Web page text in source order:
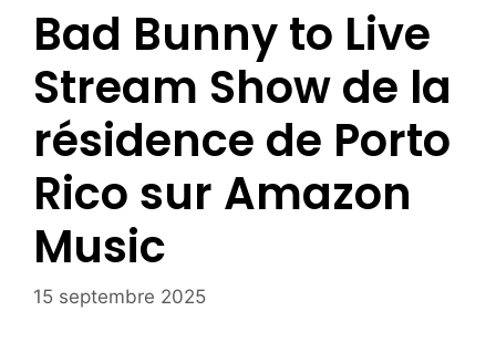
Bad Bunny to Live
Stream Show de la
résidence de Porto
Rico sur Amazon
Music
15 septembre 2025